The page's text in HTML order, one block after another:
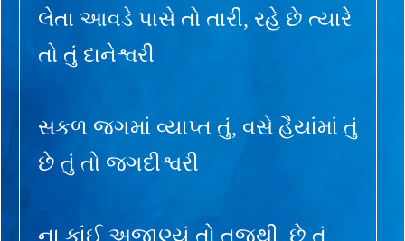
લેતા આવડે પાસે તો તારી, રહે છે ત્યારે
તો તું દાનેશ્વરી
સકળ જગમાં વ્યાપ્ત તું, વસે હૈયાંમાં તું
છે તું તો જગદીશ્વરી
ના કાંઈ અજાણ્યું તો તુજથી, છે તું